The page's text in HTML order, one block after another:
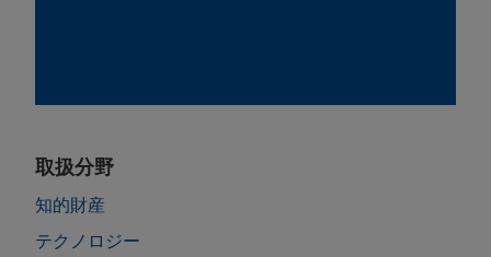
取扱分野
知的財産
テクノロジー